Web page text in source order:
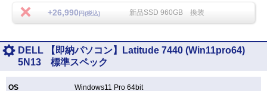
+26,990 円(税込) 新品SSD 960GB 換装
DELL 【即納パソコン】Latitude 7440 (Win11pro64)
5N13 標準スペック
OS Windows11 Pro 64bit